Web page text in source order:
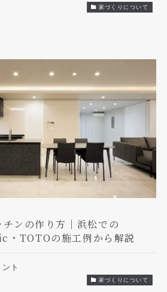
家づくりについて
ンの作り方｜浜松での
TOTOの施工例から解説
ト
家づくりについて